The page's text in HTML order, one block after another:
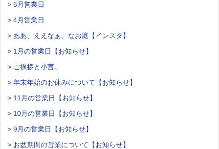
> 5月営業日
> 4月営業日
> ああ、ええなぁ。なお庭【インスタ】
> 1月の営業日【お知らせ】
> ご挨拶と小言。
> 年末年始のお休みについて【お知らせ】
> 11月の営業日【お知らせ】
> 10月の営業日【お知らせ】
> 9月の営業日【お知らせ】
> お盆期間の営業について【お知らせ】